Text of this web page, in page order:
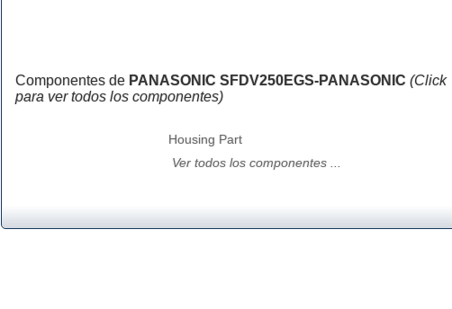
Componentes de PANASONIC SFDV250EGS-PANASONIC (Click
para ver todos los componentes)
Housing Part
Ver todos los componentes ...